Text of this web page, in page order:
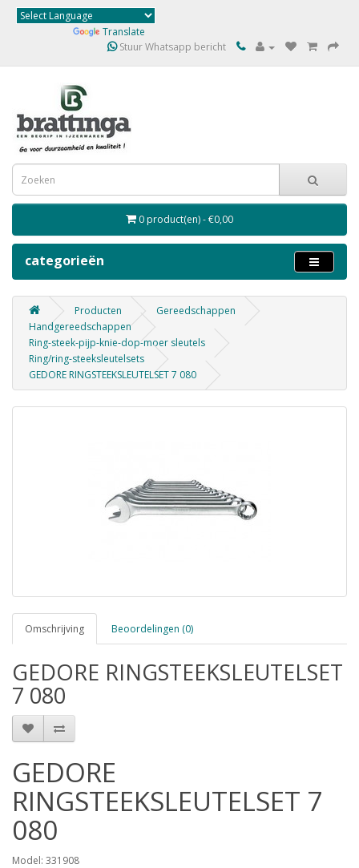
Translate
Stuur Whatsapp bericht
0 product(en) - €0,00
categorieën
Producten
Gereedschappen
Handgereedschappen
Ring-steek-pijp-knie-dop-moer sleutels
Ring/ring-steeksleutelsets
GEDORE RINGSTEEKSLEUTELSET 7 080
Omschrijving Beoordelingen (0)
GEDORE RINGSTEEKSLEUTELSET
7 080
GEDORE
RINGSTEEKSLEUTELSET 7
080
Model: 331908